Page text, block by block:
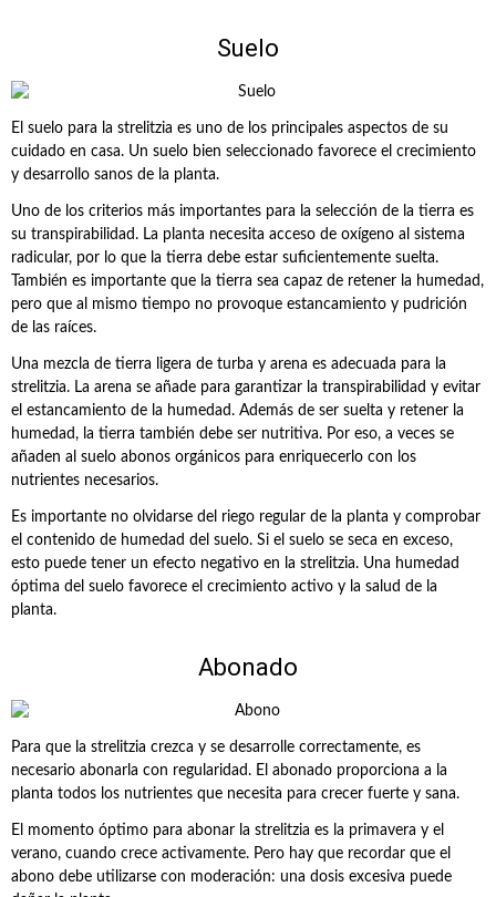
Suelo
El suelo para la strelitzia es uno de los principales aspectos de su
cuidado en casa. Un suelo bien seleccionado favorece el crecimiento
y desarrollo sanos de la planta.
Uno de los criterios más importantes para la selección de la tierra es
su transpirabilidad. La planta necesita acceso de oxígeno al sistema
radicular, por lo que la tierra debe estar suficientemente suelta.
También es importante que la tierra sea capaz de retener la humedad,
pero que al mismo tiempo no provoque estancamiento y pudrición
de las raíces.
Una mezcla de tierra ligera de turba y arena es adecuada para la
strelitzia. La arena se añade para garantizar la transpirabilidad y evitar
el estancamiento de la humedad. Además de ser suelta y retener la
humedad, la tierra también debe ser nutritiva. Por eso, a veces se
añaden al suelo abonos orgánicos para enriquecerlo con los
nutrientes necesarios.
Es importante no olvidarse del riego regular de la planta y comprobar
el contenido de humedad del suelo. Si el suelo se seca en exceso,
esto puede tener un efecto negativo en la strelitzia. Una humedad
óptima del suelo favorece el crecimiento activo y la salud de la
planta.
Abonado
Para que la strelitzia crezca y se desarrolle correctamente, es
necesario abonarla con regularidad. El abonado proporciona a la
planta todos los nutrientes que necesita para crecer fuerte y sana.
El momento óptimo para abonar la strelitzia es la primavera y el
verano, cuando crece activamente. Pero hay que recordar que el
abono debe utilizarse con moderación: una dosis excesiva puede